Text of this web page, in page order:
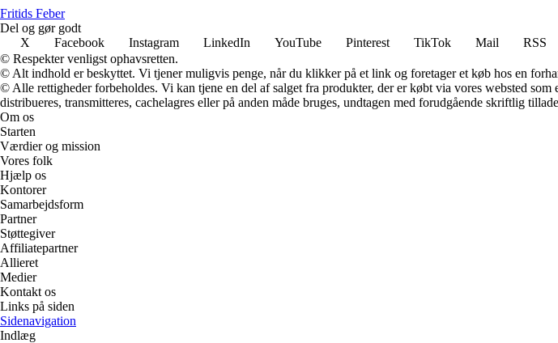
Fritids Feber
Del og gør godt
X
Facebook Instagram LinkedIn YouTube Pinterest TikTok Mail
RSS
© Respekter venligst ophavsretten.
© Alt indhold er beskyttet. Vi tjener muligvis penge, når du klikker på et link og foretager et køb hos en
© Alle rettigheder forbeholdes. Vi kan tjene en del af salget fra produkter, der er købt via vores websted
distribueres, transmitteres, cachelagres eller på anden måde bruges, undtagen med forudgående skriftlig
Om os
Starten
Værdier og mission
Vores folk
Hjælp os
Kontorer
Samarbejdsform
Partner
Støttegiver
Affiliatepartner
Allieret
Medier
Kontakt os
Links på siden
Sidenavigation
Indlæg